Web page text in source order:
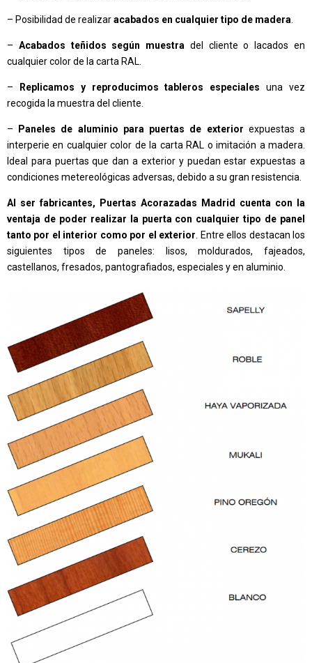
– Posibilidad de realizaracabados en cualquier tipo de madera
– Acabados teñidos según muestra del cliente o lacados en
cualquier color de la carta RAL.
– Replicamos y reproducimos tableros especiales una vez
recogida la muestra del cliente.
– Paneles de aluminio para puertas de exterior expuestas a
interperie en cualquier color de la carta RAL o imitación a madera.
Ideal para puertas que dan a exterior y puedan estar expuestas a
condiciones metereológicas adversas, debido a su gran resistencia.
Al ser fabricantes, Puertas Acorazadas Madrid cuenta con la
ventaja de poder realizar la puerta con cualquier tipo de panel
tanto por el interior como por el exterior . Entre ellos destacan los
siguientes tipos de paneles: lisos, moldurados, fajeados,
castellanos, fresados, pantografiados, especiales y en aluminio.